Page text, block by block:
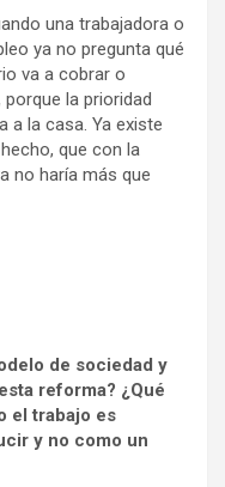
una trabajadora o
ya no pregunta qué
va a cobrar o
la prioridad
a la casa. Ya existe
que con la
no haría más que
de sociedad y
reforma? ¿Qué
el trabajo es
y no como un